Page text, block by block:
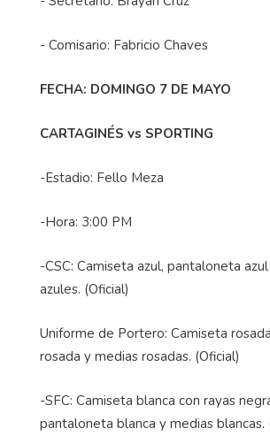
- Comisario: Fabricio Chaves
FECHA: DOMINGO 7 DE MAYO
CARTAGINÉS vs SPORTING
-Estadio: Fello Meza
-Hora: 3:00 PM
-CSC: Camiseta azul, pantaloneta
azules. (Oficial)
Uniforme de Portero: Camiseta
rosada y medias rosadas. (Oficial)
-SFC: Camiseta blanca con rayas
pantaloneta blanca y medias blancas.